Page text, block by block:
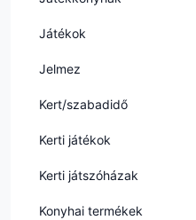
Játékok
Jelmez
Kert/szabadidő
Kerti játékok
Kerti játszóházak
Konyhai termékek